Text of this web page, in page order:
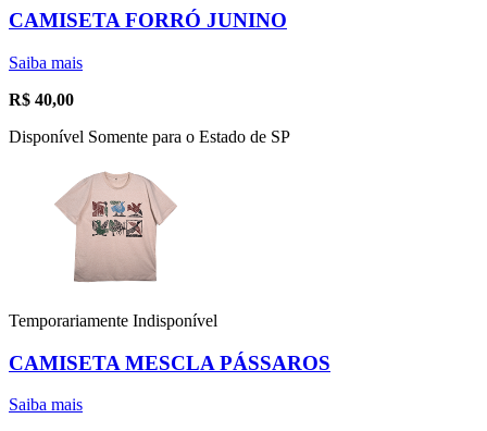
CAMISETA FORRÓ JUNINO
Saiba mais
R$ 40,00
Disponível Somente para o Estado de SP
Temporariamente Indisponível
CAMISETA MESCLA PÁSSAROS
Saiba mais